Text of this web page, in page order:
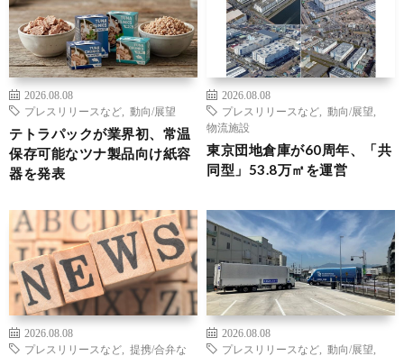
2026.08.08
プレスリリースなど
動向/展望
テトラパックが業界初、常温
保存可能なツナ製品向け紙容
器を発表
2026.08.08
プレスリリースなど
動向/展望
物流施設
東京団地倉庫が60周年、「共
同型」53.8万㎡を運営
2026.08.08
プレスリリースなど
提携/合弁な
2026.08.08
プレスリリースなど
動向/展望